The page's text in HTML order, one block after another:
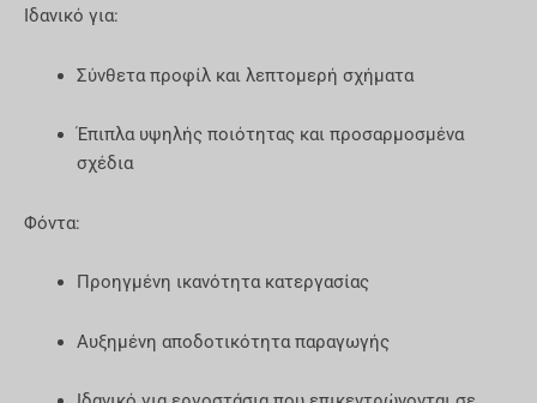
Ιδανικό για:
Σύνθετα προφίλ και λεπτομερή σχήματα
Έπιπλα υψηλής ποιότητας και προσαρμοσμένα
σχέδια
Φόντα:
Προηγμένη ικανότητα κατεργασίας
Αυξημένη αποδοτικότητα παραγωγής